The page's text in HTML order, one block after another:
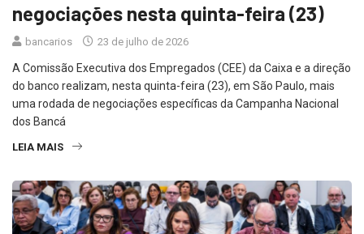
negociações nesta quinta-feira (23)
bancarios 23 de julho de 2026
A Comissão Executiva dos Empregados (CEE) da Caixa e a direção
do banco realizam, nesta quinta-feira (23), em São Paulo, mais
uma rodada de negociações específicas da Campanha Nacional
dos Bancá
LEIA MAIS